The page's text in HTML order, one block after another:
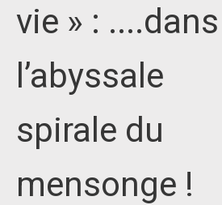
vie » : ....dans
l’abyssale
spirale du
mensonge !